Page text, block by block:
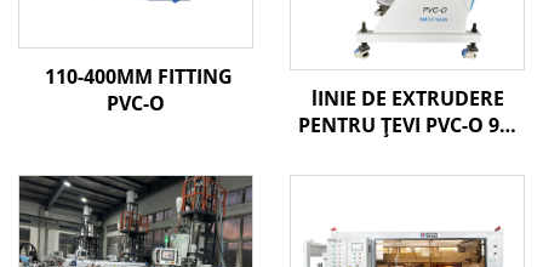
110-400MM FITTING
PVC-O
lINIE DE EXTRUDERE
PENTRU ȚEVI PVC-O 90-